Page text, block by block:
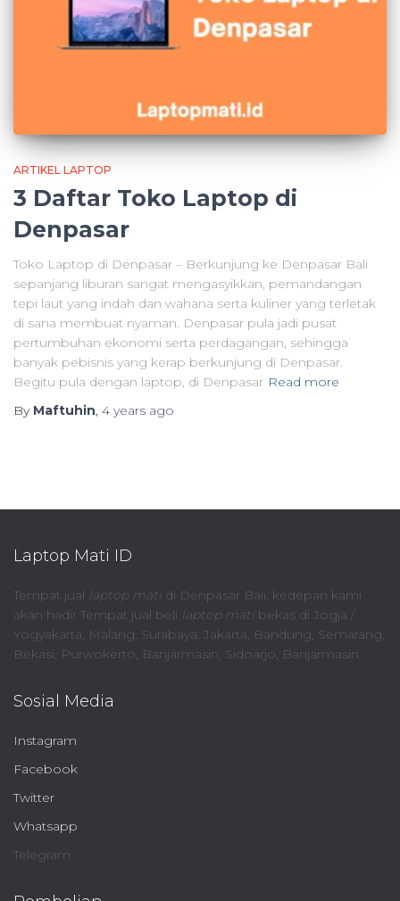
ARTIKEL LAPTOP
3 Daftar Toko Laptop di
Denpasar
Toko Laptop di Denpasar – Berkunjung ke Denpasar Bali
sepanjang liburan sangat mengasyikkan, pemandangan
tepi laut yang indah dan wahana serta kuliner yang terletak
di sana membuat nyaman. Denpasar pula jadi pusat
pertumbuhan ekonomi serta perdagangan, sehingga
banyak pebisnis yang kerap berkunjung di Denpasar.
Begitu pula dengan laptop, di Denpasar Read more
By Maftuhin, 4 years ago
Laptop Mati ID
Tempat jual laptop matidi Denpasar Bali, kedepan kami
akan hadir Tempat jual beli laptop matibekas di Jogja /
Yogyakarta, Malang, Surabaya, Jakarta, Bandung, Semarang,
Bekasi, Purwokerto, Banjarmasin, Sidoarjo, Banjarmasin.
Sosial Media
Instagram
Facebook
Twitter
Whatsapp
Telegram